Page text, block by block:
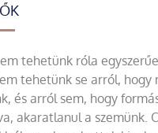
tehetünk róla
tehetünk se arról, hogy
és arról sem, hogy
akaratlanul a szemünk.